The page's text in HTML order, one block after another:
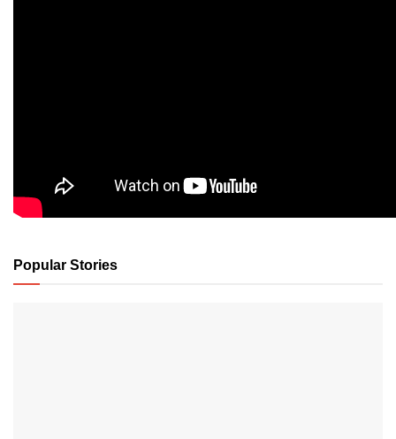
Popular Stories